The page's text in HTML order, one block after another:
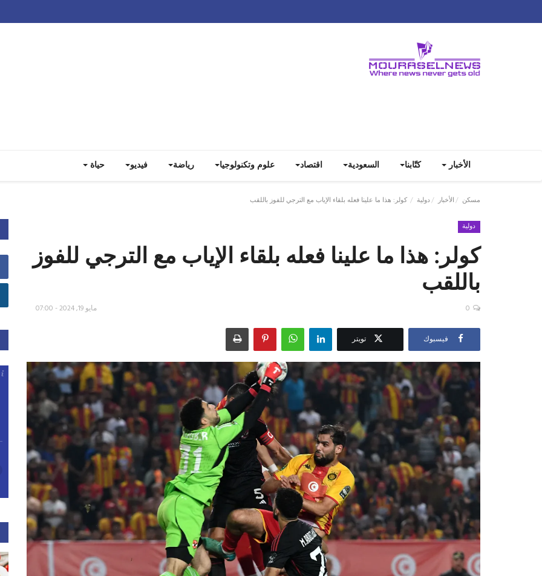
الأخبار كتّابنا السعودية اقتصاد علوم وتكنولوجيا رياضة فيديو حياة
مسكن الأخبار دولية كولر: هذا ما علينا فعله بلقاء الإياب مع الترجي للفوز باللقب
دولية
كولر: هذا ما علينا فعله بلقاء الإياب مع الترجي للفوز
باللقب
مايو 19, 2024 - 07:00 0
فيسبوك تويتر